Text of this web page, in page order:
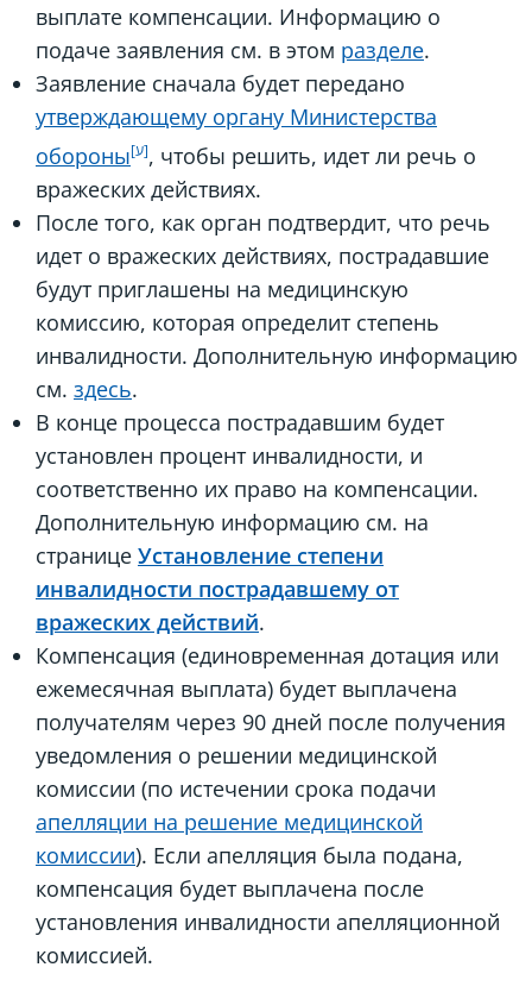
выплате компенсации. Информацию о
подаче заявления см. в этом разделе.
Заявление сначала будет передано
утверждающему органу Министерства
обороны
, чтобы решить, идет ли речь о
вражеских действиях.
После того, как орган подтвердит, что речь
идет о вражеских действиях, пострадавшие
будут приглашены на медицинскую
комиссию, которая определит степень
инвалидности. Дополнительную информацию
см. здесь.
В конце процесса пострадавшим будет
установлен процент инвалидности, и
соответственно их право на компенсации.
Дополнительную информацию см. на
странице Установление степени
инвалидности пострадавшему от
вражеских действий.
Компенсация (единовременная дотация или
ежемесячная выплата) будет выплачена
получателям через 90 дней после получения
уведомления о решении медицинской
комиссии (по истечении срока подачи
апелляции на решение медицинской
комиссии). Если апелляция была подана,
компенсация будет выплачена после
установления инвалидности апелляционной
комиссией.